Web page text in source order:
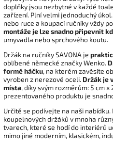
doplňky jsou nezbytné v každé
zařízení. Plní velmi jednoduchý
nebo ruce a koupací ručníky vždy
montáže je lze snadno připevnit
umyvadla nebo sprchového koutu.
Držák na ručníky SAVONA je
oblíbené německé značky Wenko.
formě háčku, na kterém zavěsíte
vyroben z nerezové oceli. Držák je
místa, díky svým rozměrům: 5 cm x
prezentovaného produktu je
Určitě se podívejte na naši
koupelnových držáků v mnoha
tvarech, které se hodí do interiérů
mimo jiné moderním, klasickém,